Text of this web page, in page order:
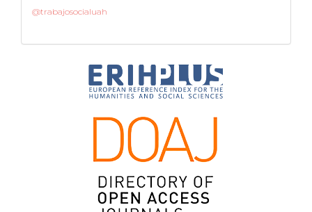
@trabajosocialuah